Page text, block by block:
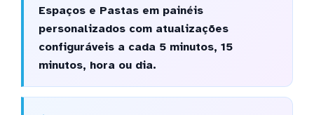
Espaços e Pastas em painéis
personalizados com atualizações
configuráveis a cada 5 minutos, 15
minutos, hora ou dia.